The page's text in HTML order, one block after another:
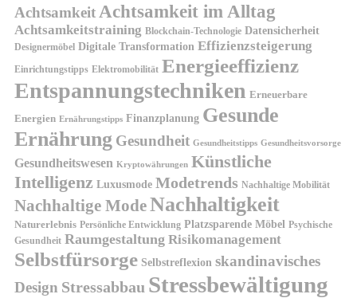
Achtsamkeit Achtsamkeit im Alltag
Achtsamkeitstraining Blockchain-Technologie Datensicherheit
Designermöbel Digitale Transformation Effizienzsteigerung
Einrichtungstipps Elektromobilität Energieeffizienz
Entspannungstechniken Erneuerbare
Energien Ernährungstipps Finanzplanung Gesunde
Ernährung Gesundheit Gesundheitstipps Gesundheitsvorsorge
Gesundheitswesen Kryptowährungen Künstliche
Intelligenz Luxusmode Modetrends Nachhaltige Mobilität
Nachhaltige ModeNachhaltigkeit
Naturerlebnis Persönliche Entwicklung Platzsparende Möbel Psychische
Gesundheit Raumgestaltung Risikomanagement
Selbstfürsorge Selbstreflexion skandinavisches
Design Stressabbau Stressbewältigung